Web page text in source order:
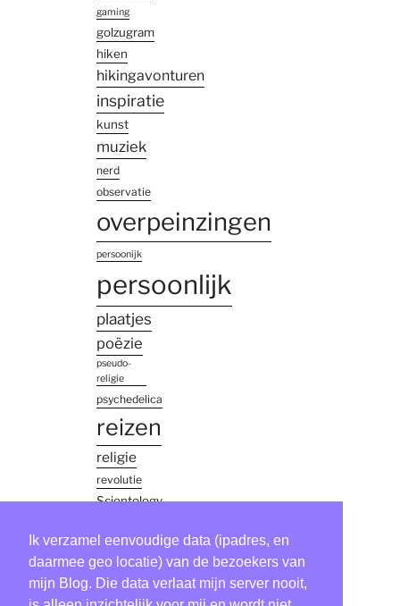
gaming
golzugram
hiken
hikingavonturen
inspiratie
kunst
muziek
nerd
observatie
overpeinzingen
persoonijk
persoonlijk
plaatjes
poëzie
pseudo-
religie
psychedelica
reizen
religie
revolutie
Scientology
vinkenoog
thailand
Tool
Ik verzamel eenvoudige data (ipadres, en
daarmee geo locatie) van de bezoekers van
mijn Blog. Die data verlaat mijn server nooit,